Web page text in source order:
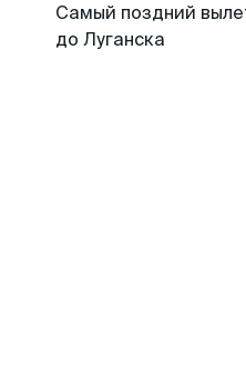
Самый поздний
до Луганска